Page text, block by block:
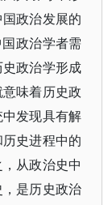
政治发展的
政治学者需
政治学形成
味着历史政
发现具有解
史进程中的
从政治史中
是历史政治